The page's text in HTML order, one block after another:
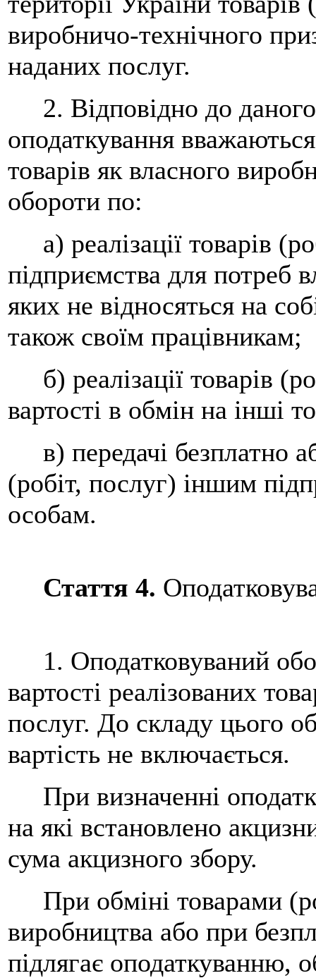
виробничо-технічного
наданих послуг.
2. Відповідно до
оподаткування
товарів як власного
обороти по:
а) реалізації товарів
підприємства для потреб
яких не відносяться на
також своїм працівникам;
б) реалізації товарів
вартості в обмін на інші
в) передачі безплатно
(робіт, послуг) іншим
особам.
Стаття 4.
1. Оподатковуваний
вартості реалізованих
послуг. До складу цього
вартість не включається.
При визначенні
на які встановлено
сума акцизного збору.
При обміні товарами
виробництва або при
підлягає оподаткуванню,